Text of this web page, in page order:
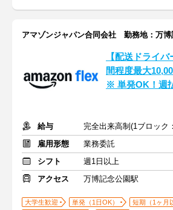
アマゾンジャパン合同会社 勤務地：万博
【配送ドライ
間程度最大
※ 単発OK！週
給与
完全出来高制(1ブロック
雇用形態
業務委託
シフト
週1日以上
アクセス
万博記念公園駅
大学生歓迎 単発（1日OK）
短期（1ヶ月